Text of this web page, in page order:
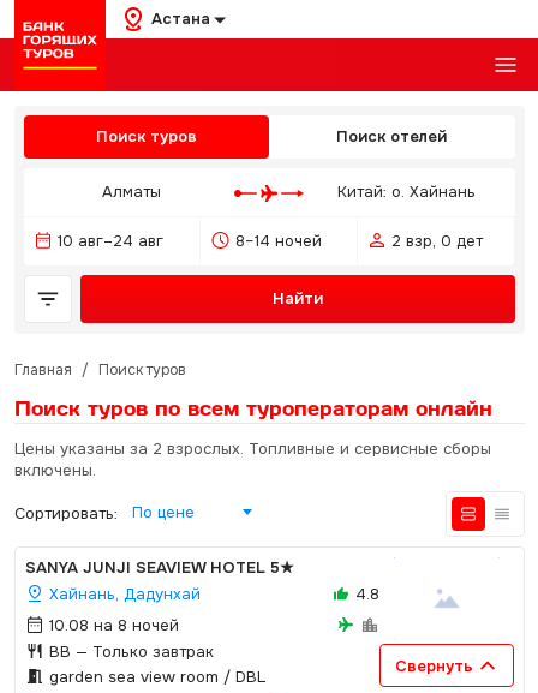
Астана
Поиск туров Поиск отелей
Алматы Китай: о. Хайнань
10 авг–24 авг 8–14 ночей 2 взр, 0 дет
Найти
Главная / Поиск туров
Поиск туров по всем туроператорам онлайн
Цены указаны за 2 взрослых. Топливные и сервисные сборы
включены.
Сортировать: По цене
SANYA JUNJI SEAVIEW HOTEL 5★
Хайнань, Дадунхай
10.08 на 8 ночей
BB — Только завтрак
4.8
garden sea view room / DBL
Свернуть